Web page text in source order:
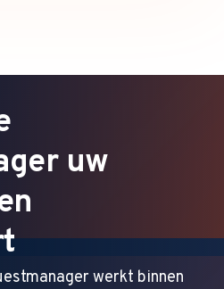
uw
werkt binnen